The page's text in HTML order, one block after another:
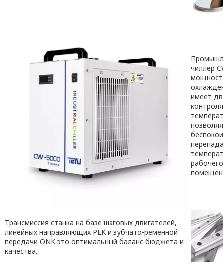
чиллер
имеет
контроля
рабочего
Трансмиссия станка на базе шаговых двигателей,
линейных направляющих PEK и зубчато-ременной
передачи ONK это оптимальный баланс бюджета и
качества.